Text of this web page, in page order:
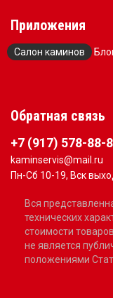
Приложения
Салон каминов
Обратная связь
+7 (917) 578-88-
kaminservis@mail.ru
Пн-Сб 10-19, Вск
Вся
технических
стоимости
не является
положениями